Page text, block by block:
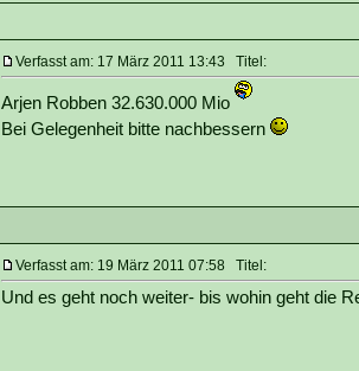
Verfasst am: 17 März 2011 13:43 Titel:
Arjen Robben 32.630.000 Mio
Bei Gelegenheit bitte nachbessern
Verfasst am: 19 März 2011 07:58 Titel:
Und es geht noch weiter- bis wohin geht die